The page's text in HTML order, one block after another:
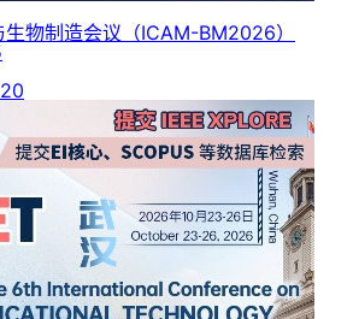
物制造会议 （ICAM-BM2026）